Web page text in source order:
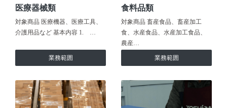
医療器械類
対象商品 医療機器、医療工具、
介護用品など 基本内容 1. …
業務範囲
食料品類
対象商品 畜産食品、畜産加工
食、水産食品、水産加工食品、
農産…
業務範囲